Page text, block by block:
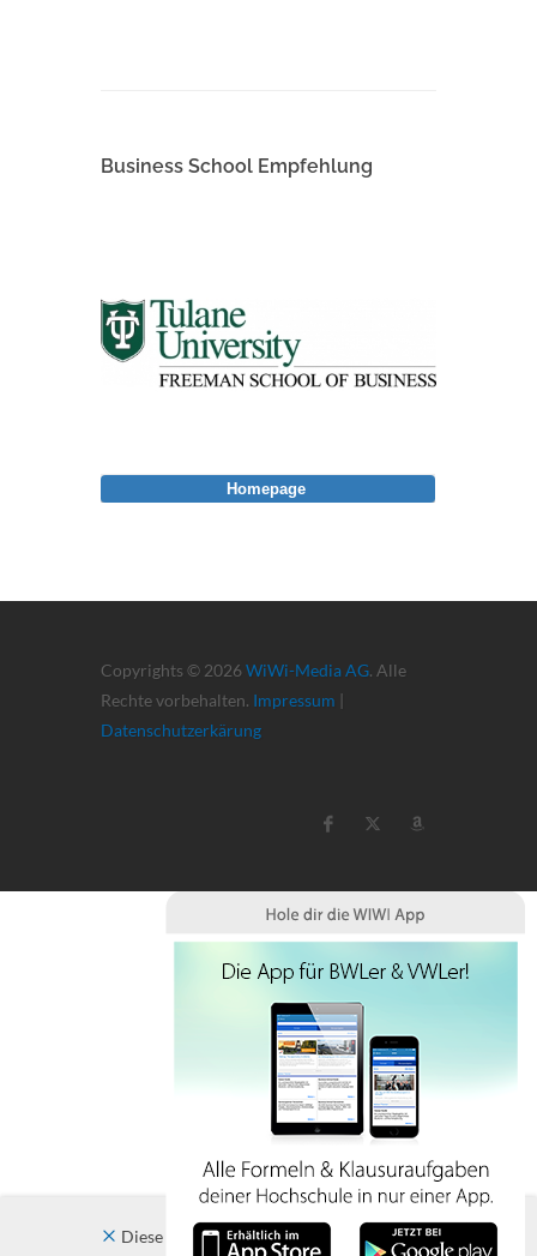
Business School Empfehlung
Copyrights © 2026 WiWi-Media AG. Alle
Rechte vorbehalten. Impressum |
Datenschutzerkärung
Diese Website verwendet Cookies. Indem
Homepage